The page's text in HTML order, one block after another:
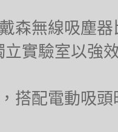
森無線吸塵
實驗室以強
搭配電動吸